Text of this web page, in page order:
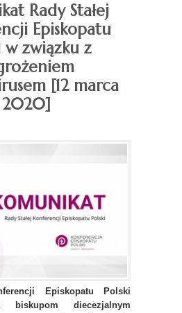
Rady Stałej
Episkopatu
w związku z
[12 marca
2020]
Episkopatu Polski
biskupom diecezjalnym